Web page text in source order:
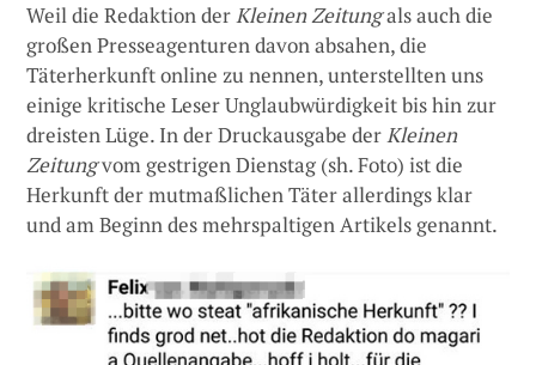
Weil die Redaktion derKleinen Zeitungals auch die
großen Presseagenturen davon absahen, die
Täterherkunft online zu nennen, unterstellten uns
einige kritische Leser Unglaubwürdigkeit bis hin zur
dreisten Lüge. In der Druckausgabe derKleinen
Zeitungvom gestrigen Dienstag (sh. Foto) ist die
Herkunft der mutmaßlichen Täter allerdings klar
und am Beginn des mehrspaltigen Artikels genannt.